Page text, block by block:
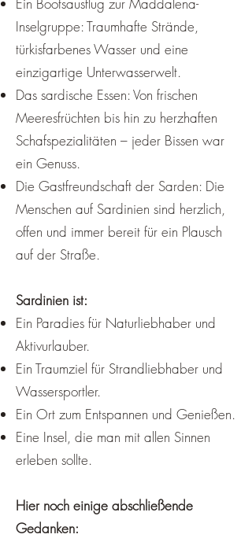
Inselgruppe: Traumhafte Strände,
türkisfarbenes Wasser und eine
einzigartige Unterwasserwelt.
Das sardische Essen: Von frischen
Meeresfrüchten bis hin zu herzhaften
Schafspezialitäten – jeder Bissen war
ein Genuss.
Die Gastfreundschaft der Sarden: Die
Menschen auf Sardinien sind herzlich,
offen und immer bereit für ein Plausch
auf der Straße.
Sardinien ist:
Ein Paradies für Naturliebhaber und
Aktivurlauber.
Ein Traumziel für Strandliebhaber und
Wassersportler.
Ein Ort zum Entspannen und Genießen.
Eine Insel, die man mit allen Sinnen
erleben sollte.
Hier noch einige abschließende
Gedanken: